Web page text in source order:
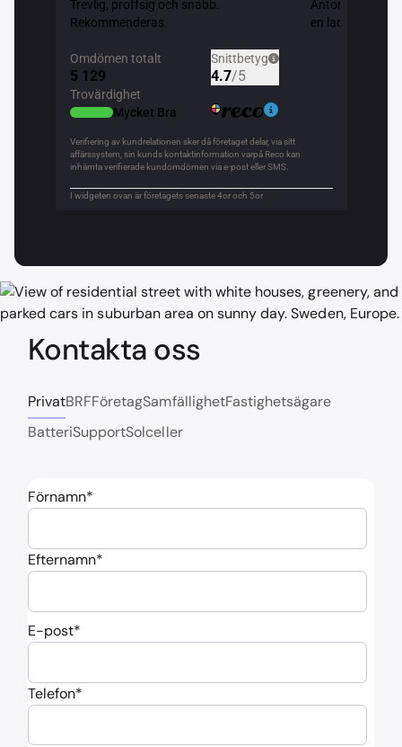
Kontakta oss
PrivatBRFFöretagSamfällighetFastighetsägare
BatteriSupportSolceller
Förnamn*
Efternamn*
E-post*
Telefon*